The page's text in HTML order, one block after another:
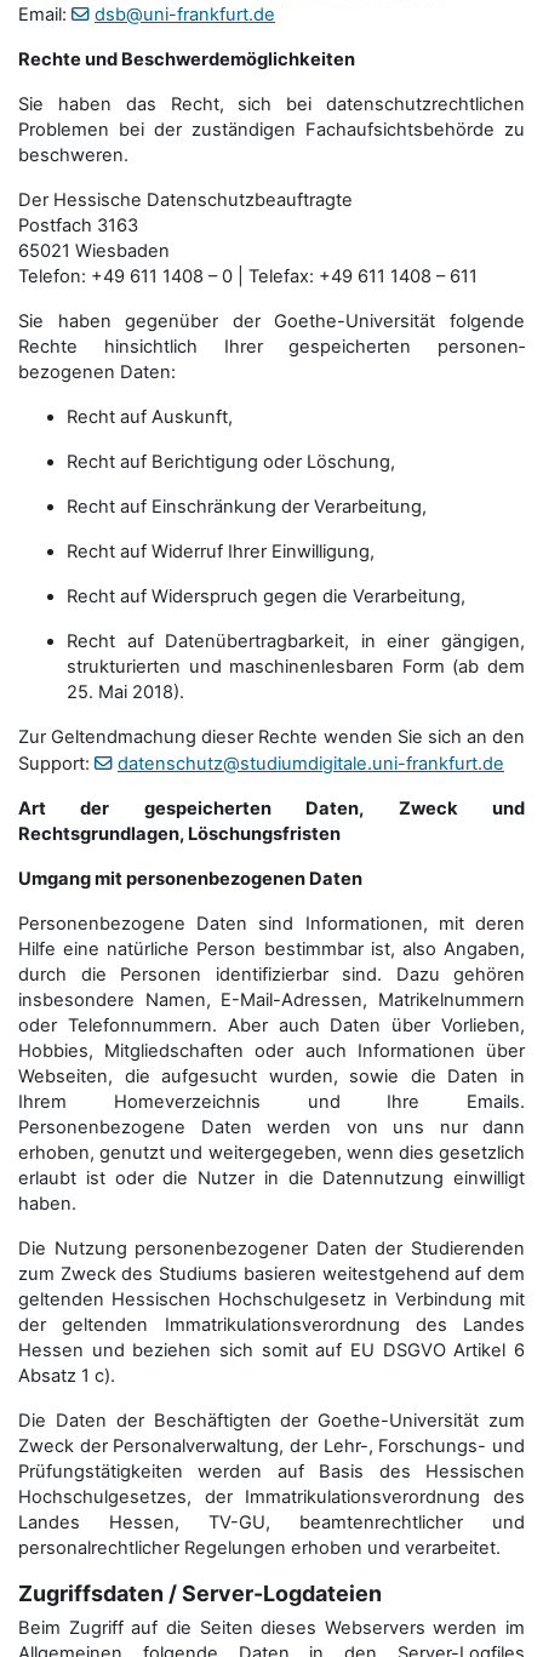
Email:
dsb@uni-frankfurt.de
Rechte und Beschwerdemöglichkeiten
Sie haben das Recht, sich bei datenschutzrechtlichen
Problemen bei der zuständigen Fachauf­sichts­behörde zu
beschweren.
Der Hessische Datenschutzbeauftragte
Postfach 3163
65021 Wiesbaden
Telefon: +49 611 1408 – 0 | Telefax: +49 611 1408 – 611
Sie haben gegenüber der Goethe-Universität folgende
Rechte hinsichtlich Ihrer gespeicherten personen­
bezogenen Daten:
Recht auf Auskunft,
Recht auf Berichtigung oder Löschung,
Recht auf Einschränkung der Verarbeitung,
Recht auf Widerruf Ihrer Einwilligung,
Recht auf Widerspruch gegen die Verarbeitung,
Recht auf Datenübertragbarkeit, in einer gängigen,
strukturierten und maschinenlesbaren Form (ab dem
25. Mai 2018).
Zur Geltendmachung dieser Rechte wenden Sie sich an den
Support:
datenschutz@studiumdigitale.uni-frankfurt.de
Art der gespeicherten Daten, Zweck und
Rechtsgrundlagen, Löschungsfristen
Umgang mit personenbezogenen Daten
Personenbezogene Daten sind Informationen, mit deren
Hilfe eine natürliche Person bestimmbar ist, also Angaben,
durch die Personen identifizierbar sind. Dazu gehören
insbesondere Namen, E-Mail-Adressen, Matrikelnummern
oder Telefonnummern. Aber auch Daten über Vorlieben,
Hobbies, Mitgliedschaften oder auch Informationen über
Webseiten, die aufgesucht wurden, sowie die Daten in
Ihrem Homeverzeichnis und Ihre Emails.
Personenbezogene Daten werden von uns nur dann
erhoben, genutzt und weitergegeben, wenn dies gesetzlich
erlaubt ist oder die Nutzer in die Datennutzung einwilligt
haben.
Die Nutzung personenbezogener Daten der Studierenden
zum Zweck des Studiums basieren weitestgehend auf dem
geltenden Hessischen Hochschulgesetz in Verbindung mit
der geltenden Immatrikulationsverordnung des Landes
Hessen und beziehen sich somit auf EU DSGVO Artikel 6
Absatz 1 c).
Die Daten der Beschäftigten der Goethe-Universität zum
Zweck der Personal­verwaltung, der Lehr-, Forschungs- und
Prüfungstätigkeiten werden auf Basis des Hessischen
Hochschulgesetzes, der Immatrikulations­verordnung des
Landes Hessen, TV-GU, beamtenrechtlicher und
personalrechtlicher Regelungen erhoben und verarbeitet.
Zugriffsdaten / Server-Logdateien
Beim Zugriff auf die Seiten dieses Webservers werden im